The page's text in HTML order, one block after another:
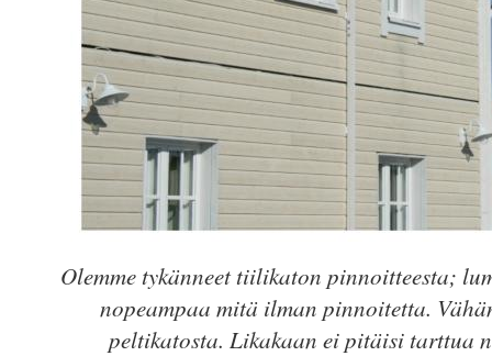
Olemme tykänneet tiilikaton pinnoitteesta;
nopeampaa mitä ilman pinnoitetta.
peltikatosta. Likakaan ei pitäisi tarttua